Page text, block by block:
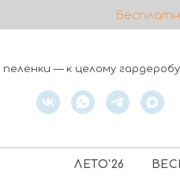
— к целому
ЛЕТО'26